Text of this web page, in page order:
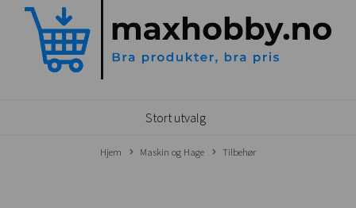
Stort utvalg
Hjem Maskin og Hage Tilbehør